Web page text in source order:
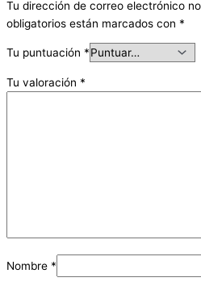
Tu dirección de correo electrónico
obligatorios están marcados con *
Tu puntuación *
Tu valoración *
Nombre *